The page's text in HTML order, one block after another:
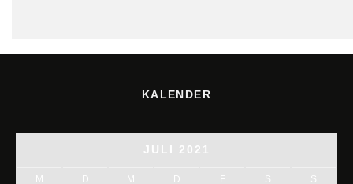
KALENDER
JULI 2021
M D M D F S S